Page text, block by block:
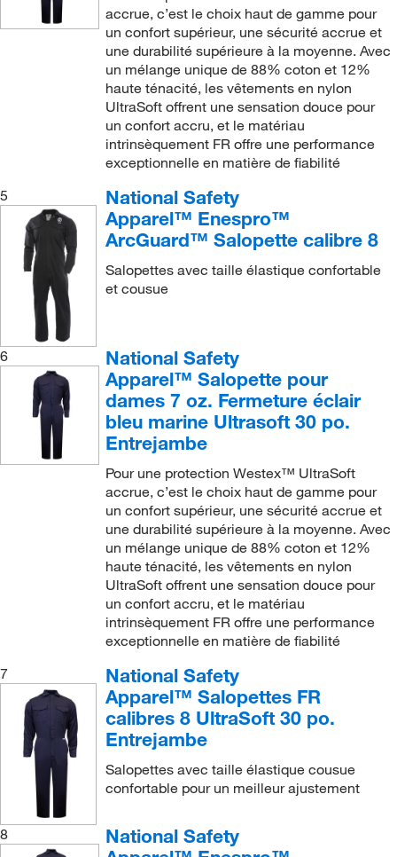
accrue, c’est le choix haut de gamme pour
un confort supérieur, une sécurité accrue et
une durabilité supérieure à la moyenne. Avec
un mélange unique de 88% coton et 12%
haute ténacité, les vêtements en nylon
UltraSoft offrent une sensation douce pour
un confort accru, et le matériau
intrinsèquement FR offre une performance
exceptionnelle en matière de fiabilité
5
National Safety
Apparel™ Enespro™
ArcGuard™ Salopette calibre 8
Salopettes avec taille élastique confortable
et cousue
6
National Safety
Apparel™ Salopette pour
dames 7 oz. Fermeture éclair
bleu marine Ultrasoft 30 po.
Entrejambe
Pour une protection Westex™ UltraSoft
accrue, c’est le choix haut de gamme pour
un confort supérieur, une sécurité accrue et
une durabilité supérieure à la moyenne. Avec
un mélange unique de 88% coton et 12%
haute ténacité, les vêtements en nylon
UltraSoft offrent une sensation douce pour
un confort accru, et le matériau
intrinsèquement FR offre une performance
exceptionnelle en matière de fiabilité
7
National Safety
Apparel™ Salopettes FR
calibres 8 UltraSoft 30 po.
Entrejambe
Salopettes avec taille élastique cousue
confortable pour un meilleur ajustement
8
National Safety